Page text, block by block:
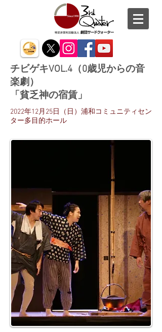
チビゲキVOL.4（0歳児からの音
楽劇）
「貧乏神の宿賃」
2022年12月25日（日） 浦和コミュニティセン
ター多目的ホール